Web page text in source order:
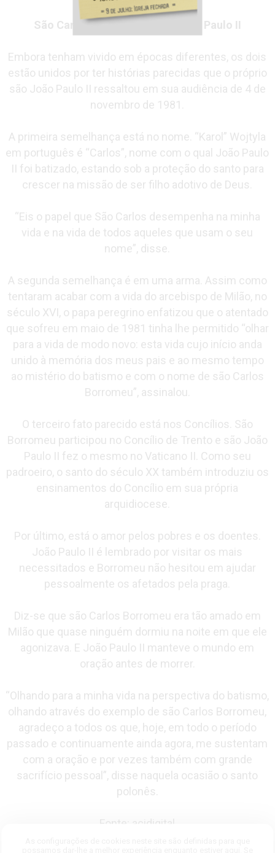
São Carlos Borromeu e são João Paulo II
Embora tenham vivido em épocas diferentes, os dois
estão unidos por ter histórias parecidas que o próprio
são João Paulo II ressaltou em sua audiência de 4 de
novembro de 1981.
A primeira semelhança está no nome. “Karol” Wojtyla
em português é “Carlos”, nome com o qual João Paulo
II foi batizado, estando sob a proteção do santo para
crescer na missão de ser filho adotivo de Deus.
“Eis o papel que São Carlos desempenha na minha
vida e na vida de todos aqueles que usam o seu
nome”, disse.
A segunda semelhança é em uma arma. Assim como
tentaram acabar com a vida do arcebispo de Milão, no
século XVI, o papa peregrino enfatizou que o atentado
que sofreu em maio de 1981 tinha lhe permitido “olhar
para a vida de modo novo: esta vida cujo início anda
unido à memória dos meus pais e ao mesmo tempo
ao mistério do batismo e com o nome de são Carlos
Borromeu”, assinalou.
O terceiro fato parecido está nos Concílios. São
Borromeu participou no Concílio de Trento e são João
Paulo II fez o mesmo no Vaticano II. Como seu
padroeiro, o santo do século XX também introduziu os
ensinamentos do Concílio em sua própria
arquidiocese.
Por último, está o amor pelos pobres e os doentes.
João Paulo II é lembrado por visitar os mais
necessitados e Borromeu não hesitou em ajudar
pessoalmente os afetados pela praga.
Diz-se que são Carlos Borromeu era tão amado em
Milão que quase ninguém dormiu na noite em que ele
agonizava. E João Paulo II manteve o mundo em
oração antes de morrer.
“Olhando para a minha vida na perspectiva do batismo,
olhando através do exemplo de são Carlos Borromeu,
agradeço a todos os que, hoje, em todo o período
passado e continuamente ainda agora, me sustentam
com a oração e por vezes também com grande
sacrifício pessoal”, disse naquela ocasião o santo
polonês.
Fonte: acidigital